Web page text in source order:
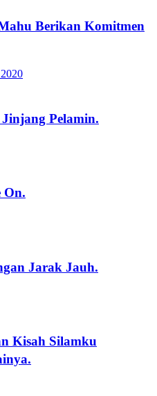
Berikan Komitmen
Pelamin.
On.
Jarak Jauh.
Kisah Silamku